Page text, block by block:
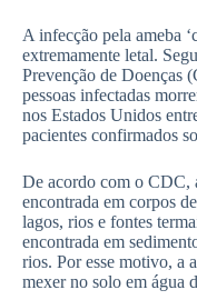
A infecção pela ameba
extremamente letal.
Prevenção de Doenças
pessoas infectadas
nos Estados Unidos
pacientes confirmados
De acordo com o CDC,
encontrada em corpos
lagos, rios e fontes
encontrada em
rios. Por esse motivo, a
mexer no solo em água